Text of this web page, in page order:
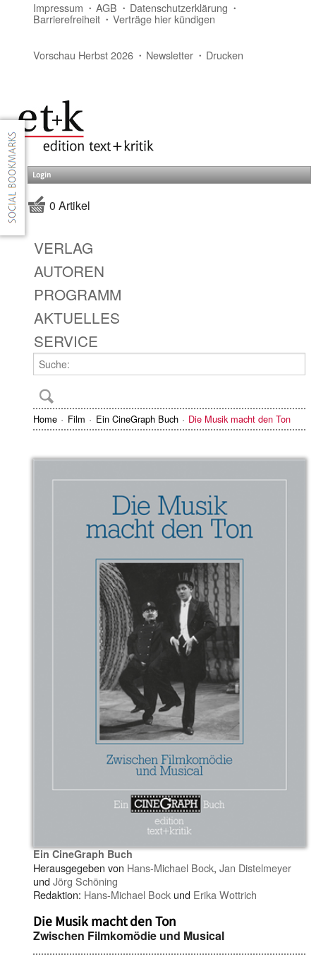
Impressum AGB Datenschutzerklärung
Barrierefreiheit Verträge hier kündigen
Vorschau Herbst 2026 Newsletter Drucken
Login
0 Artikel
VERLAG
AUTOREN
PROGRAMM
AKTUELLES
SERVICE
Home Film Ein CineGraph Buch Die Musik macht den Ton
Ein CineGraph Buch
Herausgegeben von Hans-Michael Bock, Jan Distelmeyer
undJörg Schöning
Redaktion: Hans-Michael Bock und Erika Wottrich
Die Musik macht den Ton
Zwischen Filmkomödie und Musical